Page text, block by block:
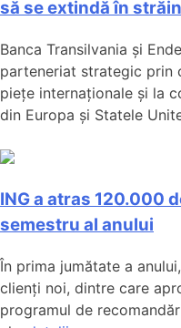
să se extindă în
Banca Transilvania și
parteneriat strategic prin
piețe internaționale și la
din Europa și Statele
ING a atras 120.000
semestru al anului
În prima jumătate a
clienți noi, dintre care
programul de